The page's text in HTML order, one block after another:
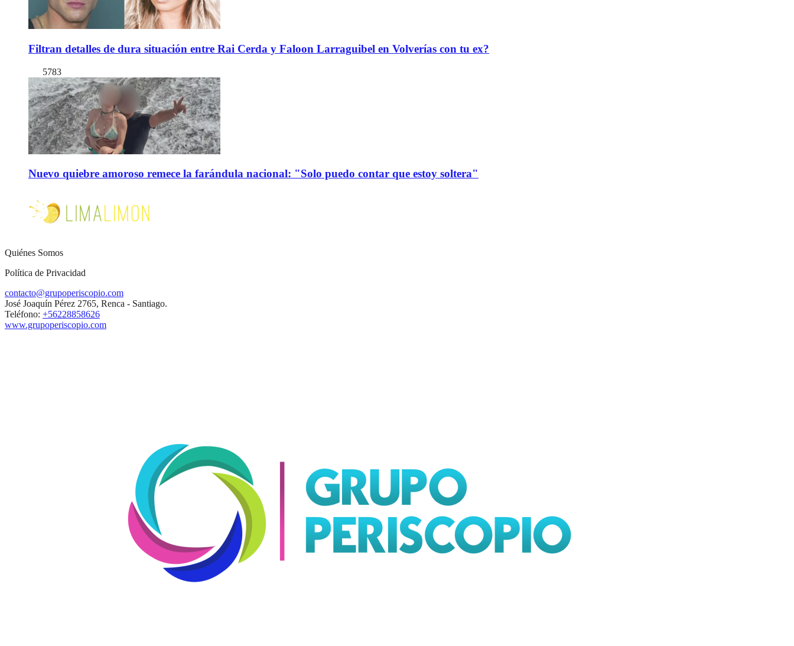
Filtran detalles de dura situación entre Rai Cerda y Faloon Larraguibel en Volverías con tu ex?
5783
Nuevo quiebre amoroso remece la farándula nacional: "Solo puedo contar que estoy soltera"
Quiénes Somos
Política de Privacidad
contacto@grupoperiscopio.com
José Joaquín Pérez 2765, Renca - Santiago.
Teléfono: +56228858626
www.grupoperiscopio.com